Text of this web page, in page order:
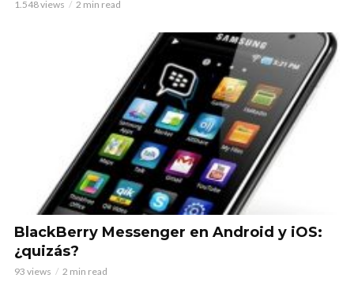
1.548 views 2 min read
BlackBerry Messenger en Android y iOS:
¿quizás?
93 views 2 min read